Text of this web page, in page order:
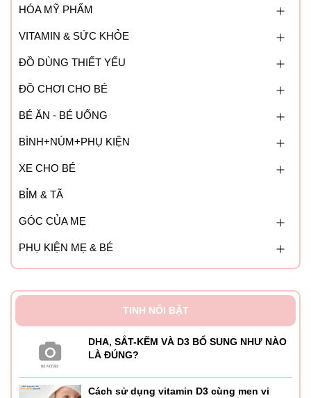
Có thể sử dụng tiệt trùng bằng tia UV
HÓA MỸ PHẨM
VITAMIN & SỨC KHỎE
ĐỒ DÙNG THIẾT YẾU
ĐỒ CHƠI CHO BÉ
BÉ ĂN - BÉ UỐNG
BÌNH+NÚM+PHỤ KIỆN
XE CHO BÉ
BỈM & TÃ
GÓC CỦA MẸ
PHỤ KIỆN MẸ & BÉ
TINH NỔI BẬT
DHA, SẮT-KẼM VÀ D3 BỔ SUNG NHƯ NÀO
LÀ ĐÚNG?
Cách sử dụng vitamin D3 cùng men vi